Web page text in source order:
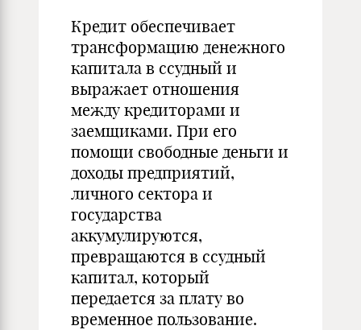
Кредит обеспечивает
трансформацию денежного
капитала в ссудный и
выражает отношения
между кредиторами и
заемщиками. При его
помощи свободные деньги и
доходы предприятий,
личного сектора и
государства
аккумулируются,
превращаются в ссудный
капитал, который
передается за плату во
временное пользование.